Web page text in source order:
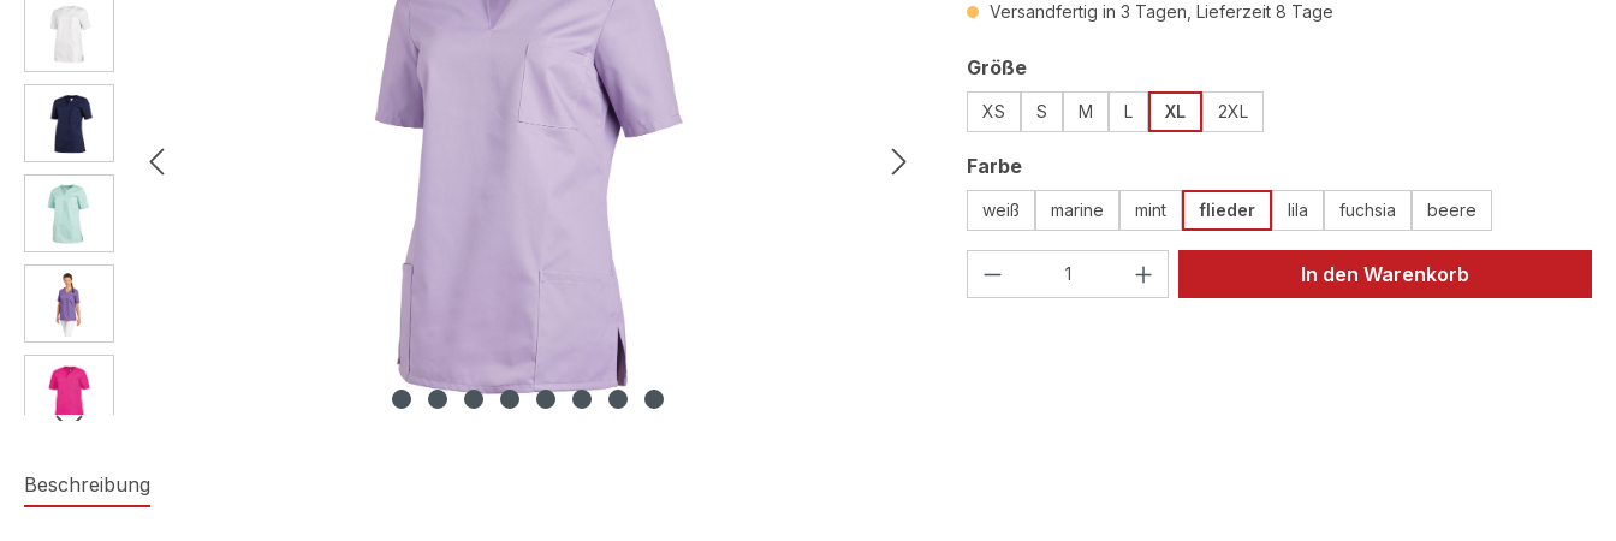
Versandfertig in 3 Tagen, Lieferzeit 8 Tage
Größeauswählen
XS S M L XL 2XL
Farbeauswählen
weiß marine mint flieder lila fuchsia beere
Produkt Anzahl: Gib den gewünschten Wert
In den Warenkorb
Beschreibung